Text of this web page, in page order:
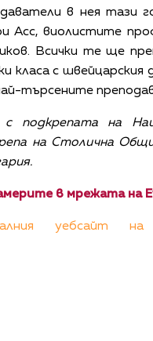
в нея
Асс, виолистите
Всички те ще
класа с
търсените
подкрепата на
на Столична
в мрежата на
уебсайт на